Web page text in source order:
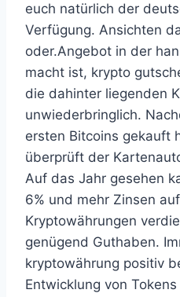
euch natürlich der
Verfügung. Ansichten
oder.Angebot in der
macht ist, krypto
die dahinter liegenden
unwiederbringlich.
ersten Bitcoins gekauft
überprüft der
Auf das Jahr gesehen
6% und mehr Zinsen
Kryptowährungen
genügend Guthaben.
kryptowährung positiv
Entwicklung von